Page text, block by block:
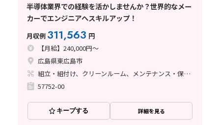
半導体業界での経験を活かしませんか？世界的なメー
カーでエンジニアへスキルアップ！
月収例 311,563 円
【月給】240,000円～
広島県東広島市
組立・組付け、クリーンルーム、メンテナンス・保全、立ち作業、その他
57752-00
キープする 詳細を見る